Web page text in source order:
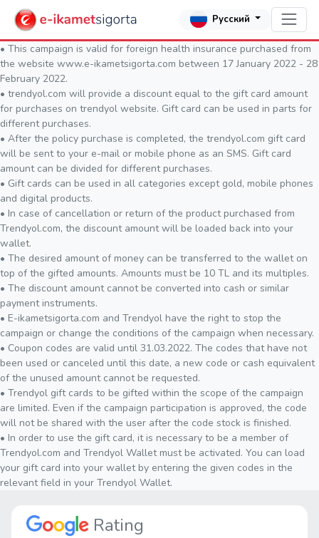
Русский
• This campaign is valid for foreign health insurance purchased from
the website www.e-ikametsigorta.com between 17 January 2022 - 28
February 2022.
• trendyol.com will provide a discount equal to the gift card amount
for purchases on trendyol website. Gift card can be used in parts for
different purchases.
• After the policy purchase is completed, the trendyol.com gift card
will be sent to your e-mail or mobile phone as an SMS. Gift card
amount can be divided for different purchases.
• Gift cards can be used in all categories except gold, mobile phones
and digital products.
• In case of cancellation or return of the product purchased from
Trendyol.com, the discount amount will be loaded back into your
wallet.
• The desired amount of money can be transferred to the wallet on
top of the gifted amounts. Amounts must be 10 TL and its multiples.
• The discount amount cannot be converted into cash or similar
payment instruments.
• E-ikametsigorta.com and Trendyol have the right to stop the
campaign or change the conditions of the campaign when necessary.
• Coupon codes are valid until 31.03.2022. The codes that have not
been used or canceled until this date, a new code or cash equivalent
of the unused amount cannot be requested.
• Trendyol gift cards to be gifted within the scope of the campaign
are limited. Even if the campaign participation is approved, the code
will not be shared with the user after the code stock is finished.
• In order to use the gift card, it is necessary to be a member of
Trendyol.com and Trendyol Wallet must be activated. You can load
your gift card into your wallet by entering the given codes in the
relevant field in your Trendyol Wallet.
Rating